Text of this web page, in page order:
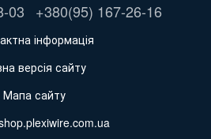
03 +380(95) 167-26-16
інформація
версія сайту
Мапа сайту